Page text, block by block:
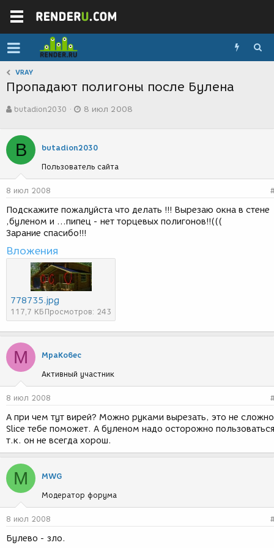
VRAY
Пропадают полигоны после Булена
в
о
р
т
е
м
ы
butadion2030
а
с
з
д
и
я
8 июл 2008
B butadion2030
Пользователь сайта
8 июл 2008
Подскажите пожалуйста что делать !!! Вырезаю окна в стене
,буленом и ...пипец - нет торцевых полигонов!!(((
Зарание спасибо!!!
Вложения
778735.jpg
117,7 КБ Просмотров: 243
M MpaKo6ec
Активный участник
8 июл 2008
А при чем тут вирей? Можно руками вырезать, это не
Slice тебе поможет. А буленом надо осторожно
т.к. он не всегда хорош.
M MWG
Модератор форума
8 июл 2008
Булево - зло.